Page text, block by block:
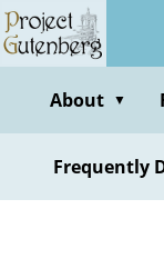
Skip
to
contentAbout ▼
Frequently